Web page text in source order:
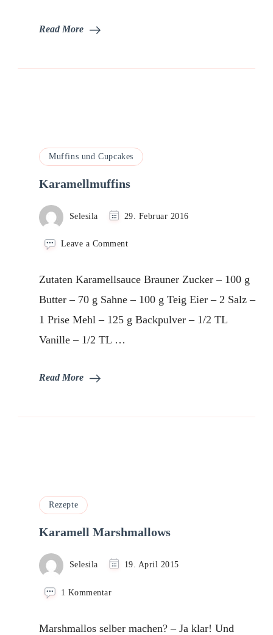
Read More
Muffins und Cupcakes
Karamellmuffins
Selesila 29. Februar 2016
Leave a Commenton
Zutaten Karamellsauce Brauner Zucker – 100 g
Butter – 70 g Sahne – 100 g Teig Eier – 2 Salz –
1 Prise Mehl – 125 g Backpulver – 1/2 TL
Vanille – 1/2 TL …
Read More
Rezepte
Karamell Marshmallows
Selesila 19. April 2015
1 Kommentarzu
Marshmallos selber machen? – Ja klar! Und